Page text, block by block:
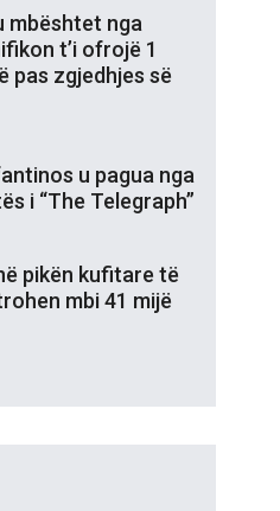
mbështet nga
t’i ofrojë 1
pas zgjedhjes së
u pagua nga
i “The Telegraph”
pikën kufitare të
mbi 41 mijë